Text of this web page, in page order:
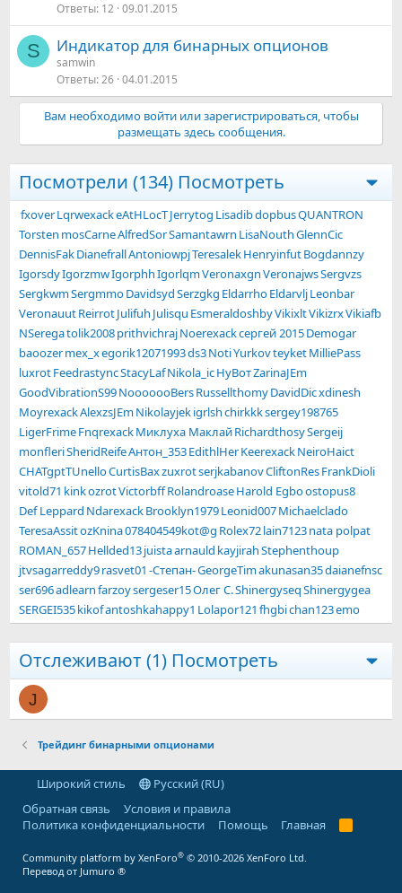
Ответы 12 09.01.2015
S Индикатор для бинарных опционов
samwin
Ответы 26 04.01.2015
Вам необходимо войти или зарегистрироваться, чтобы
размещать здесь сообщения.
Посмотрели (134) Посмотреть
fxoverLqrwexackeAtHLocTJerrytog LisadibdopbusQUANTRON
Torsten mosCarneAlfredSorSamantawrn LisaNouthGlennCic
DennisFakDianefrallAntoniowpjTeresalekHenryinfutBogdannzy
IgorsdyIgorzmwIgorphhIgorlqmVeronaxgnVeronajwsSergvzs
SergkwmSergmmoDavidsydSerzgkg EldarrhoEldarvljLeonbar
VeronauutReirrotJulifuh Julisqu EsmeraldoshbyVikixltVikizrxVikiafb
NSeregatolik2008prithvichrajNoerexackсергей 2015Demogar
baoozermex_xegorik12071993ds3NotiYurkovteyketMilliePass
luxrotFeedrastyncStacyLafNikola_icНуВотZarinaJEm
GoodVibrationS99NooooooBersRussellthomyDavidDicxdinesh
MoуrexackAlexzsJEmNikolayjekigrlshchirkkksergey198765
LigerFrimeFnqrexackМиклуха МаклайRichardthosySergeij
monfleriSheridReifeАнтон_353EdithlHerKeerexackNeiroHaict
CHATgptTUnelloCurtisBaxzuxrotserjkabanovCliftonResFrankDioli
vitold71 kinkozrotVictorbffRolandroaseHarold Egboostopus8
Def Leppard NdarexackBrooklyn1979Leonid007Michaelclado
TeresaAssitozKnina078404549kot@g Rolex72lain7123nata polpat
ROMAN_657Hellded13juistaarnauld kayjirahStephenthoup
jtvsagarreddy9rasvet01 -Степан-GeorgeTimakunasan35daianefnsc
ser696adlearnfarzoysergeser15Олег С.ShinergyseqShinergygea
SERGEI535kikofantoshkahappy1 Lolapor121 fhgbichan123emo
Отслеживают (1) Посмотреть
J
Трейдинг бинарными опционами
Широкий стиль
Русский (RU)
Обратная связь
Условия и правила
Политика конфиденциальности
Помощь Главная
R
Community platform by XenForo® © 2010-2026 XenForo Ltd.
Перевод от Jumuro ®